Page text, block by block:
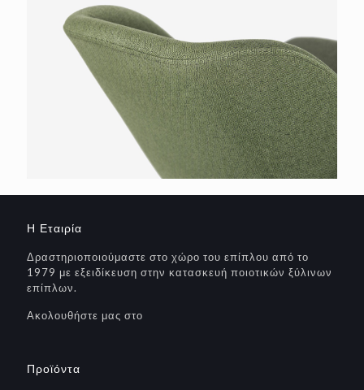
Η Εταιρία
Δραστηριοποιούμαστε στο χώρο του επίπλου από το
1979 με εξειδίκευση στην κατασκευή ποιοτικών ξύλινων
επίπλων.
Ακολουθήστε μας στο
Προϊόντα